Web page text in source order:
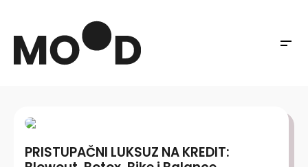
PRISTUPAČNI LUKSUZ NA KREDIT: